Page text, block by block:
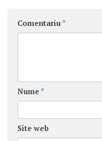
Comentariu *
Nume *
Site web